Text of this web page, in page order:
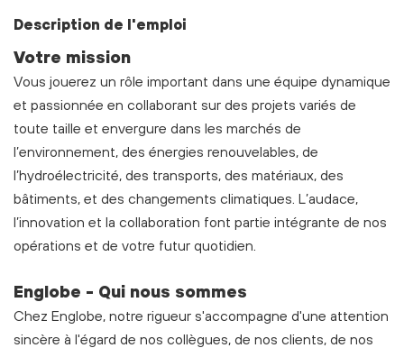
Description de l'emploi
Votre mission
Vous jouerez un rôle important dans une équipe dynamique
et passionnée en collaborant sur des projets variés de
toute taille et envergure dans les marchés de
l’environnement, des énergies renouvelables, de
l’hydroélectricité, des transports, des matériaux, des
bâtiments, et des changements climatiques. L’audace,
l’innovation et la collaboration font partie intégrante de nos
opérations et de votre futur quotidien.
Englobe - Qui nous sommes
Chez Englobe, notre rigueur s'accompagne d'une attention
sincère à l'égard de nos collègues, de nos clients, de nos